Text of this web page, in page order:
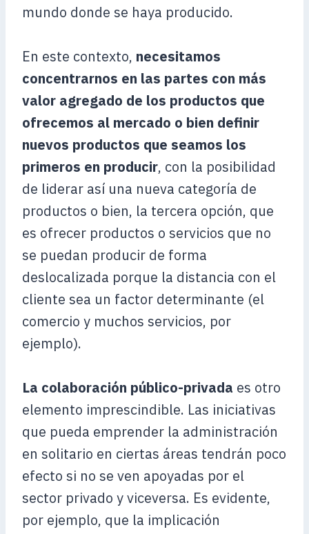
mundo donde se haya producido.
En este contexto, necesitamos
concentrarnos en las partes con más
valor agregado de los productos que
ofrecemos al mercado o bien definir
nuevos productos que seamos los
primeros en producir, con la posibilidad
de liderar así una nueva categoría de
productos o bien, la tercera opción, que
es ofrecer productos o servicios que no
se puedan producir de forma
deslocalizada porque la distancia con el
cliente sea un factor determinante (el
comercio y muchos servicios, por
ejemplo).
La colaboración público-privada es otro
elemento imprescindible. Las iniciativas
que pueda emprender la administración
en solitario en ciertas áreas tendrán poco
efecto si no se ven apoyadas por el
sector privado y viceversa. Es evidente,
por ejemplo, que la implicación